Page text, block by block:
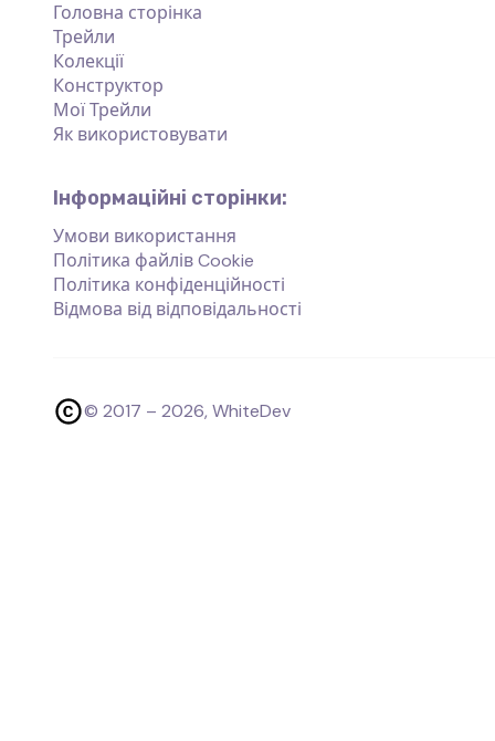
Головна сторінка
Трейли
Колекції
Конструктор
Мої Трейли
Як використовувати
Інформаційні сторінки:
Умови використання
Політика файлів Cookie
Політика конфіденційності
Відмова від відповідальності
© 2017 – 2026, WhiteDev